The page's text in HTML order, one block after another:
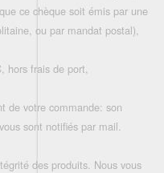
ce chèque soit émis par une
ou par mandat postal),
hors frais de port,
de votre commande: son
sont notifiés par mail.
des produits. Nous vous